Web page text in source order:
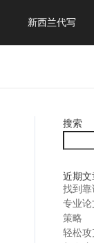
新西兰代写
搜索
近期文
找到
专业
策略
轻松